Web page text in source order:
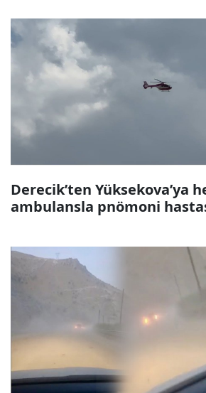
Derecik’ten Yüksekova’ya
ambulansla pnömoni